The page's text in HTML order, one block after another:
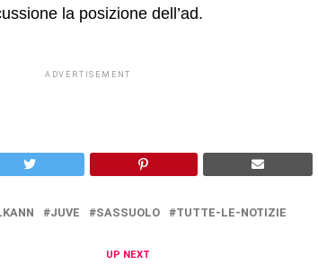
la posizione dell’ad.
ADVERTISEMENT
JUVE SASSUOLO TUTTE-LE-NOTIZIE
UP NEXT